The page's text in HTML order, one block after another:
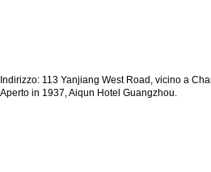
Indirizzo: 113 Yanjiang West Road, vicino a
Aperto in 1937, Aiqun Hotel Guangzhou.